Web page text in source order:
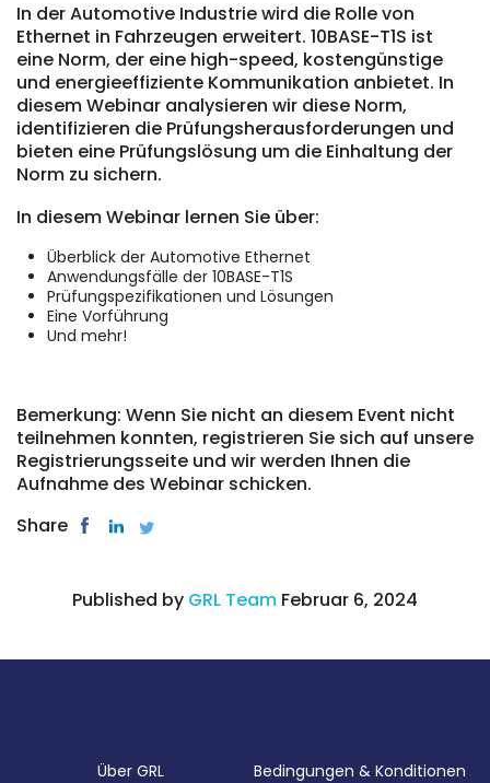
In der Automotive Industrie wird die Rolle von
Ethernet in Fahrzeugen erweitert. 10BASE-T1S ist
eine Norm, der eine high-speed, kostengünstige
und energieeffiziente Kommunikation anbietet. In
diesem Webinar analysieren wir diese Norm,
identifizieren die Prüfungsherausforderungen und
bieten eine Prüfungslösung um die Einhaltung der
Norm zu sichern.
In diesem Webinar lernen Sie über:
Überblick der Automotive Ethernet
Anwendungsfälle der 10BASE-T1S
Prüfungspezifikationen und Lösungen
Eine Vorführung
Und mehr!
Bemerkung: Wenn Sie nicht an diesem Event nicht
teilnehmen konnten, registrieren Sie sich auf unsere
Registrierungsseite und wir werden Ihnen die
Aufnahme des Webinar schicken.
Share
Published by GRL Team Februar 6, 2024
Über GRL
Bedingungen & Konditionen